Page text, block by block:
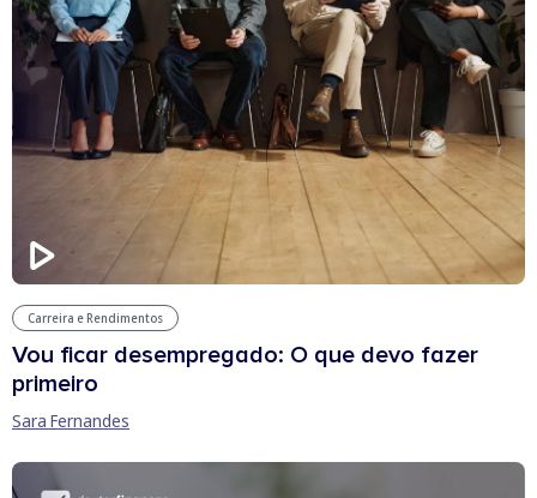
Carreira e Rendimentos
Vou ficar desempregado: O que devo fazer
primeiro
Sara Fernandes